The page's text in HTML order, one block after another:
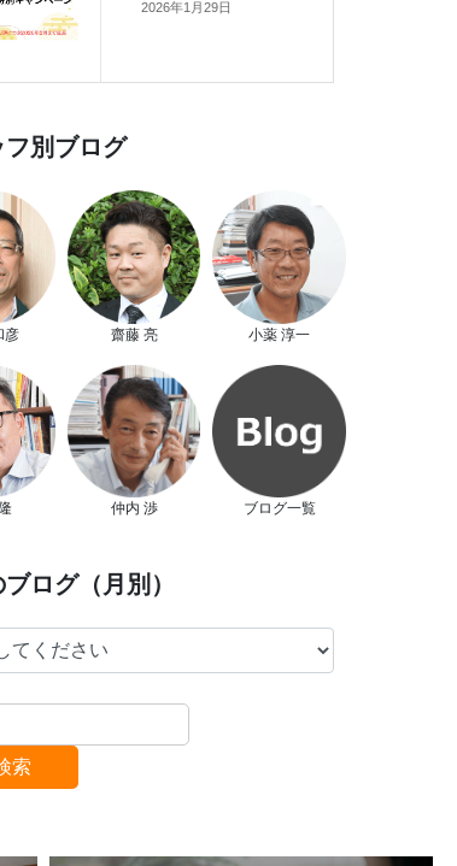
2026年1月29日
別ブログ
彦 齋藤 亮 小薬 淳一
仲内 渉 ブログ一覧
ログ（月別）
索